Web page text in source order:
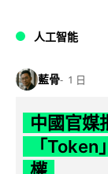
人工智能
藍骨 1 日
中國官
「
權